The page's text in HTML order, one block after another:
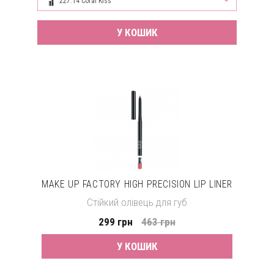
У КОШИК
MAKE UP FACTORY HIGH PRECISION LIP LINER
Стійкий олівець для губ
299 грн
463 грн
У КОШИК